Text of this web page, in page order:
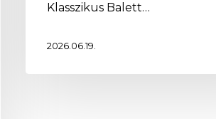
Klasszikus Balett…
2026.06.19.